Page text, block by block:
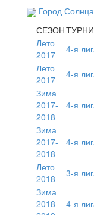
Город Солнца
СЕЗОН
Лето
2017
4-я
Лето
2017
4-я
Зима
2017-
2018
4-я
Зима
2017-
2018
4-я
Лето
2018
3-я
Зима
2018-
4-я